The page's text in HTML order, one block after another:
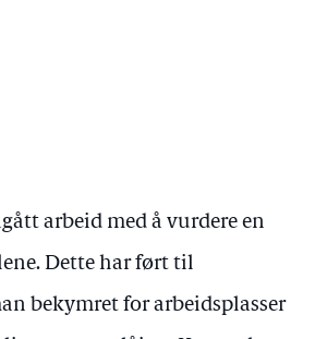
arbeid med å vurdere en
Dette har ført til
bekymret for arbeidsplasser